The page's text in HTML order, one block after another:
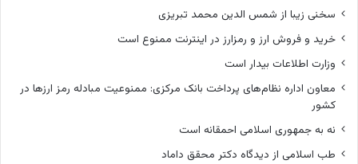
سخنی زیبا از شمس الدین محمد تبریزی
خرید و فروش ارز و رمزارز در اینترنت ممنوع است
وزارت اطلاعات بیدار است
معاون اداره نظام‌های پرداخت بانک مرکزی: ممنوعیت مبادله رمز ارزها در
کشور
نه به جمهوری اسلامی احمقانه است
طب اسلامی از دیدگاه دکتر محقق داماد